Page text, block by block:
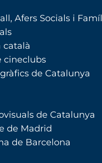
Afers Socials i
català
cineclubs
de Catalunya
de Catalunya
de Madrid
de Barcelona